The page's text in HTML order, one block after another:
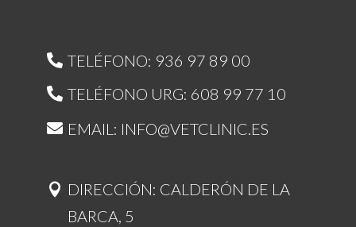
TELÉFONO: 936 97 89 00
TELÉFONO URG: 608 99 77 10
EMAIL: INFO@VETCLINIC.ES
DIRECCIÓN: CALDERÓN DE LA
BARCA, 5